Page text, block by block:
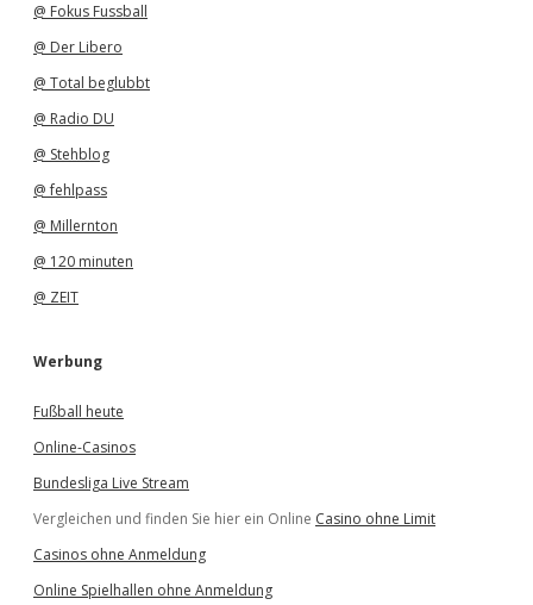
@ Fokus Fussball
@ Der Libero
@ Total beglubbt
@ Radio DU
@ Stehblog
@ fehlpass
@ Millernton
@ 120 minuten
@ ZEIT
Werbung
Fußball heute
Online-Casinos
Bundesliga Live Stream
Vergleichen und finden Sie hier ein Online Casino ohne Limit
Casinos ohne Anmeldung
Online Spielhallen ohne Anmeldung